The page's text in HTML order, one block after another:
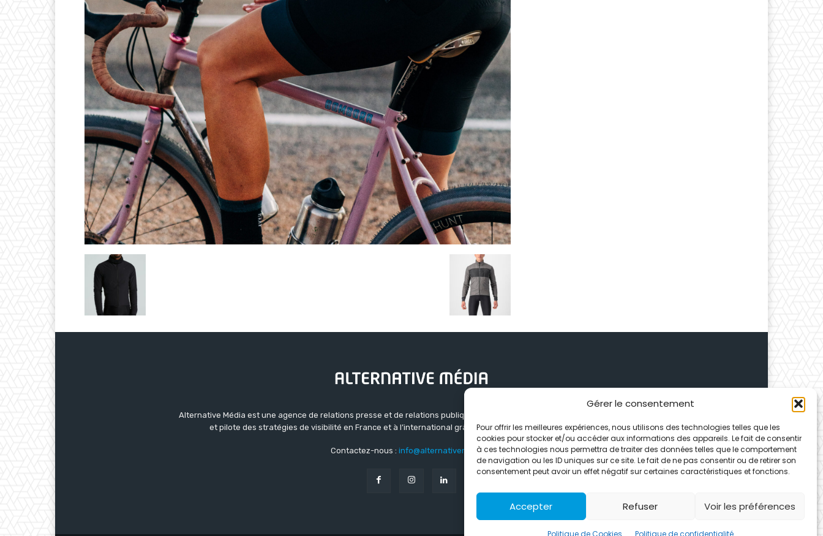
Gérer le consentement
Pour offrir les meilleures expériences, nous utilisons des technologies telles que les
cookies pour stocker et/ou accéder aux informations des appareils. Le fait de consentir
à ces technologies nous permettra de traiter des données telles que le comportement
de navigation ou les ID uniques sur ce site. Le fait de ne pas consentir ou de retirer son
consentement peut avoir un effet négatif sur certaines caractéristiques et fonctions.
Accepter Refuser Voir les préférences
Politique de Cookies Politique de confidentialité
Alternative Média est une agence de relations presse et de relations publiques basée à Grenoble. Depuis 1995, elle conçoit
et pilote des stratégies de visibilité en France et à l’international grâce à un réseau d’agences partenaires.
Contactez-nous : info@alternativemedia.fr